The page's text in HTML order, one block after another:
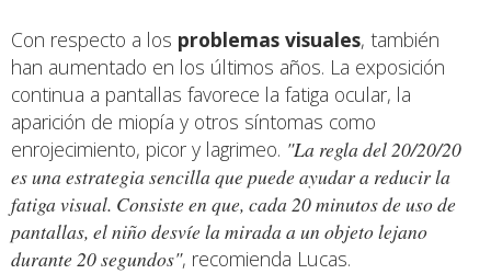
Con respecto a los problemas visuales, también
han aumentado en los últimos años. La exposición
continua a pantallas favorece la fatiga ocular, la
aparición de miopía y otros síntomas como
enrojecimiento, picor y lagrimeo. "La regla del 20/20/20
es una estrategia sencilla que puede ayudar a reducir la
fatiga visual. Consiste en que, cada 20 minutos de uso de
pantallas, el niño desvíe la mirada a un objeto lejano
durante 20 segundos", recomienda Lucas.